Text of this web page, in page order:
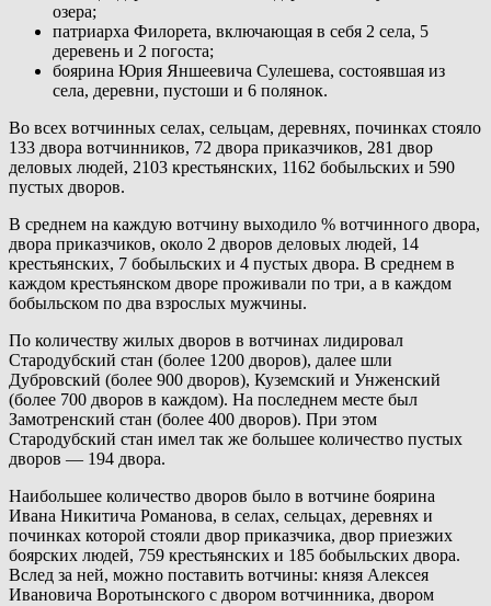
озера;
патриарха Филорета, включающая в себя 2 села, 5
деревень и 2 погоста;
боярина Юрия Яншеевича Сулешева, состоявшая из
села, деревни, пустоши и 6 полянок.
Во всех вотчинных селах, сельцам, деревнях, починках стояло
133 двора вотчинников, 72 двора приказчиков, 281 двор
деловых людей, 2103 крестьянских, 1162 бобыльских и 590
пустых дворов.
В среднем на каждую вотчину выходило % вотчинного двора,
двора приказчиков, около 2 дворов деловых людей, 14
крестьянских, 7 бобыльских и 4 пустых двора. В среднем в
каждом крестьянском дворе проживали по три, а в каждом
бобыльском по два взрослых мужчины.
По количеству жилых дворов в вотчинах лидировал
Стародубский стан (более 1200 дворов), далее шли
Дубровский (более 900 дворов), Куземский и Унженский
(более 700 дворов в каждом). На последнем месте был
Замотренский стан (более 400 дворов). При этом
Стародубский стан имел так же большее количество пустых
дворов — 194 двора.
Наибольшее количество дворов было в вотчине боярина
Ивана Никитича Романова, в селах, сельцах, деревнях и
починках которой стояли двор приказчика, двор приезжих
боярских людей, 759 крестьянских и 185 бобыльских двора.
Вслед за ней, можно поставить вотчины: князя Алексея
Ивановича Воротынского с двором вотчинника, двором